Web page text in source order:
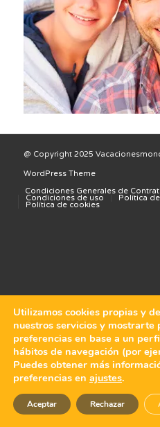
@ Copyright 2025
WordPress Theme
Condiciones Generales de
Condiciones de uso Política
Política de cookies
Utilizamos cookies propias y
nuestros servicios y
preferencias en base a un
hábitos de navegación (por
Puedes obtener más
preferencias en ajustes.
Aceptar Rechazar